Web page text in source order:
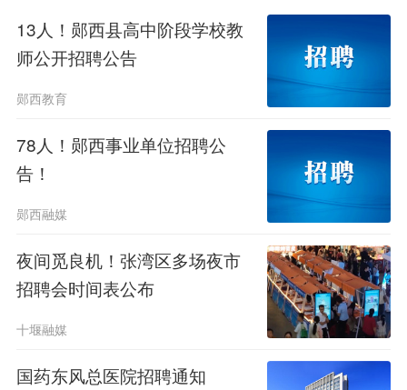
益与老年教育的市民提供了就业与服务
社会的平台，也将进一步丰富十堰老年
教育资源，丰富老年人精神文化生活。
竹山县2026年公开招聘
教师
2026年教师公开招聘
师，其中高中教师32名，幼儿教师13
高中阶段学校教师
13人！郧西县高中阶段学校教
师公开招聘公告
郧西教育
78人！郧西事业单位招聘公
告！
郧西融媒
夜间觅良机！张湾区多场夜市
招聘会时间表公布
十堰融媒
国药东风总医院招聘通知